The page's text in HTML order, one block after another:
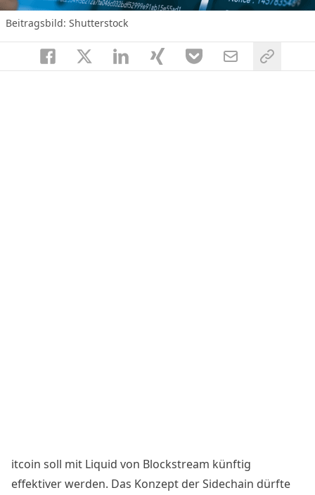
Beitragsbild: Shutterstock
itcoin soll mit Liquid von Blockstream künftig
effektiver werden. Das Konzept der Sidechain dürfte